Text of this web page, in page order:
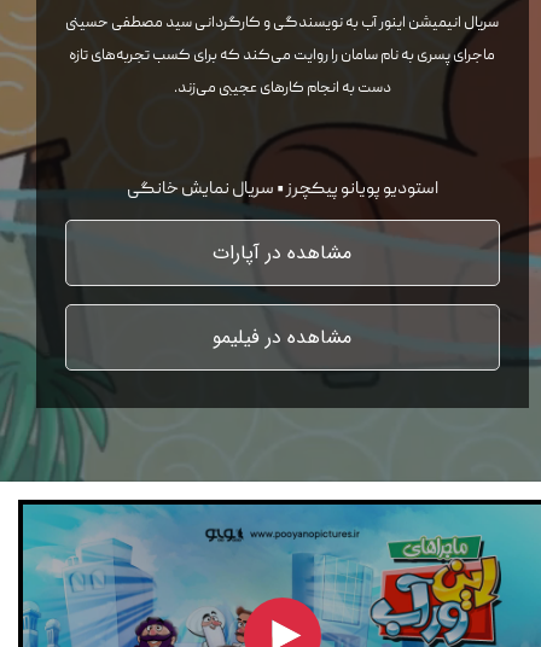
سریال انیمیشن اینور آب به نویسندگی و کارگردانی سید مصطفی حسینی
ماجرای پسری به نام سامان را روایت می‌کند که برای کسب تجربه‌های تازه
دست به انجام کارهای عجیبی می‌زند.
استودیو پویانو پیکچرز • سریال نمایش خانگی
مشاهده در فیلیمو
مشاهده در آپارات